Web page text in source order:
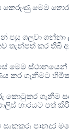
කෙරුණු මෙම
පසු ගලවා
තැන්පත් කර තිබී
මෙම
කර ගැනීමට
කොටුකර ගැනීම
භාරයට පත්
පානදුර